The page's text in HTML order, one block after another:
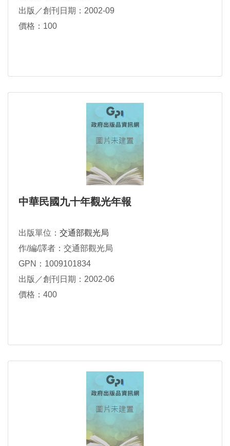
出版／創刊日期：2002-09
價格：100
中華民國九十年觀光年報
出版單位： 交通部觀光局
作/編/譯者：交通部觀光局
GPN：1009101834
出版／創刊日期：2002-06
價格：400